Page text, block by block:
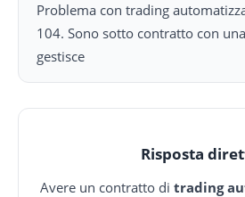
Problema con trading
104. Sono sotto contratto con
gestisce
Risposta
Avere un contratto di trading